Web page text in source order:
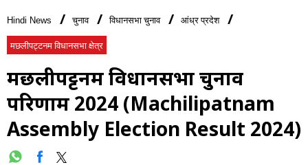
Hindi News चुनाव विधानसभा चुनाव आंध्र प्रदेश
मछलीपट्टनम विधानसभा क्षेत्र
मछलीपट्टनम विधानसभा चुनाव
परिणाम 2024 (Machilipatnam
Assembly Election Result 2024)